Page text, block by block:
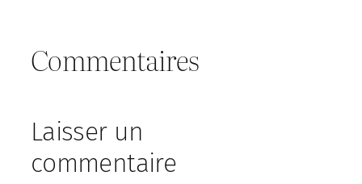
Commentaires
Laisser un
commentaire